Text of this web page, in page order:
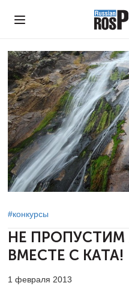
#конкурсы
НЕ ПРОПУСТИМ
ВМЕСТЕ С КАТА!
1 февраля 2013